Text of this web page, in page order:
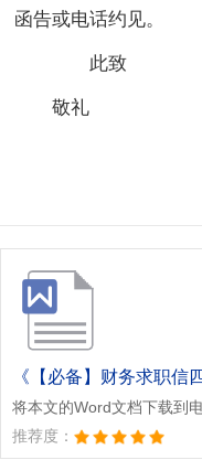
函告或电话约见。
此致
敬礼
《【必备】财务求职信
将本文的Word文档下载到
推荐度：